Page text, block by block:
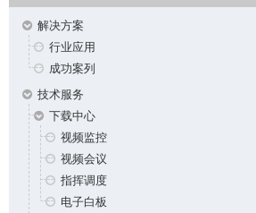
解决方案
行业应用
成功案列
技术服务
下载中心
视频监控
视频会议
指挥调度
电子白板